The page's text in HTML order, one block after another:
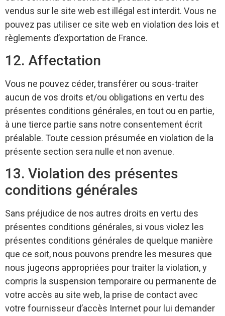
vendus sur le site web est illégal est interdit. Vous ne
pouvez pas utiliser ce site web en violation des lois et
règlements d’exportation de France.
12. Affectation
Vous ne pouvez céder, transférer ou sous-traiter
aucun de vos droits et/ou obligations en vertu des
présentes conditions générales, en tout ou en partie,
à une tierce partie sans notre consentement écrit
préalable. Toute cession présumée en violation de la
présente section sera nulle et non avenue.
13. Violation des présentes
conditions générales
Sans préjudice de nos autres droits en vertu des
présentes conditions générales, si vous violez les
présentes conditions générales de quelque manière
que ce soit, nous pouvons prendre les mesures que
nous jugeons appropriées pour traiter la violation, y
compris la suspension temporaire ou permanente de
votre accès au site web, la prise de contact avec
votre fournisseur d’accès Internet pour lui demander